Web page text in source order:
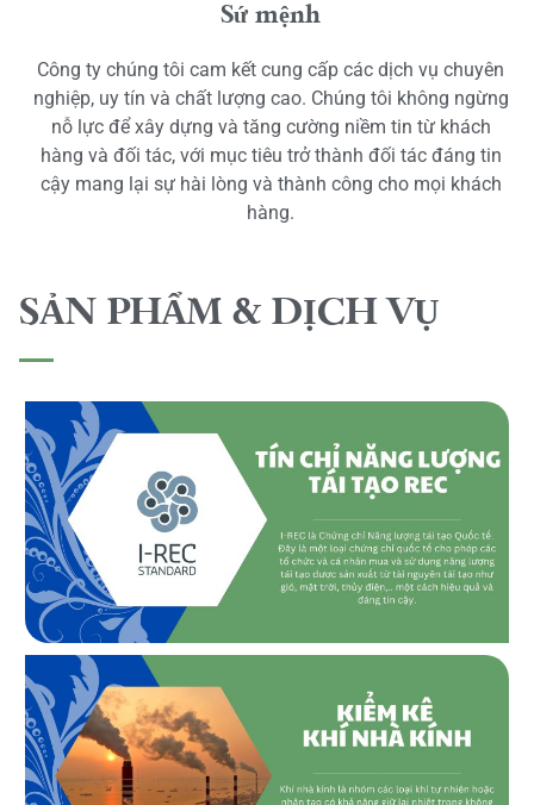
Sứ mệnh
Công ty chúng tôi cam kết cung cấp các dịch vụ chuyên
nghiệp, uy tín và chất lượng cao. Chúng tôi không ngừng
nỗ lực để xây dựng và tăng cường niềm tin từ khách
hàng và đối tác, với mục tiêu trở thành đối tác đáng tin
cậy mang lại sự hài lòng và thành công cho mọi khách
hàng.
SẢN PHẨM & DỊCH VỤ